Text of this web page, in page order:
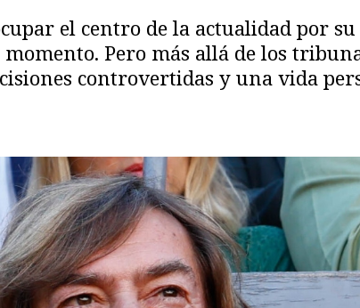
el centro de la actualidad por
Pero más allá de los
controvertidas y una vida